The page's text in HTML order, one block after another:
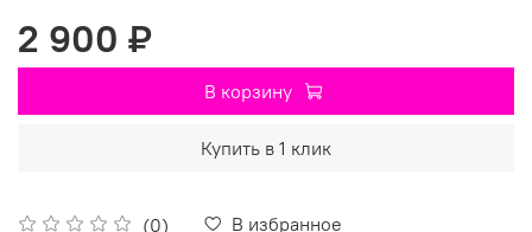
(0) В избранное
2 900 ₽
В корзину
Купить в 1 клик